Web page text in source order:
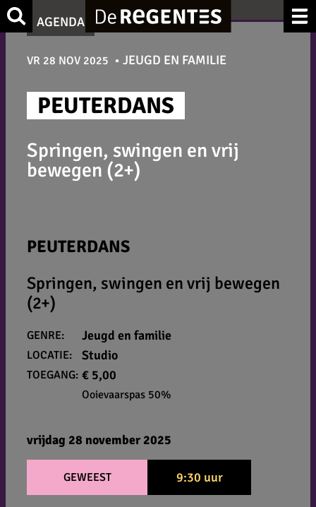
Ga
naar
Zoek
AGENDA
VR 28 NOV 2025 JEUGD EN FAMILIE
PEUTERDANS
Springen, swingen en vrij
bewegen (2+)
PEUTERDANS
Springen, swingen en vrij bewegen
(2+)
GENRE: Jeugd en familie
LOCATIE: Studio
TOEGANG: € 5,00
Ooievaarspas 50%
vrijdag 28 november 2025
GEWEEST 9:30 uur